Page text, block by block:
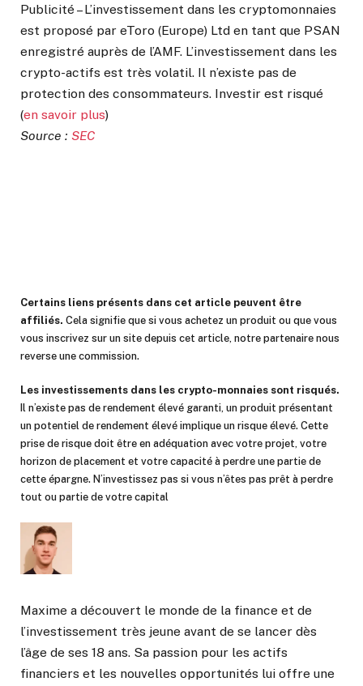
Publicité – L’investissement dans les cryptomonnaies
est proposé par eToro (Europe) Ltd en tant que PSAN
enregistré auprès de l’AMF. L’investissement dans les
crypto-actifs est très volatil. Il n’existe pas de
protection des consommateurs. Investir est risqué
(en savoir plus)
Source : SEC
Certains liens présents dans cet article peuvent être
affiliés. Cela signifie que si vous achetez un produit ou que vous
vous inscrivez sur un site depuis cet article, notre partenaire nous
reverse une commission.
Les investissements dans les crypto-monnaies sont risqués.
Il n’existe pas de rendement élevé garanti, un produit présentant
un potentiel de rendement élevé implique un risque élevé. Cette
prise de risque doit être en adéquation avec votre projet, votre
horizon de placement et votre capacité à perdre une partie de
cette épargne. N’investissez pas si vous n’êtes pas prêt à perdre
tout ou partie de votre capital
Maxime a découvert le monde de la finance et de
l’investissement très jeune avant de se lancer dès
l’âge de ses 18 ans. Sa passion pour les actifs
financiers et les nouvelles opportunités lui offre une